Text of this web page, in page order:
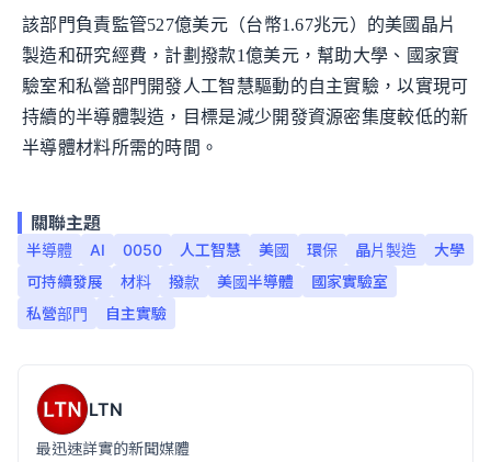
該部門負責監管527億美元（台幣1.67兆元）的美國晶片
製造和研究經費，計劃撥款1億美元，幫助大學、國家實
驗室和私營部門開發人工智慧驅動的自主實驗，以實現可
持續的半導體製造，目標是減少開發資源密集度較低的新
半導體材料所需的時間。
關聯主題
半導體 AI 0050 人工智慧 美國 環保 晶片製造
大學
可持續發展
材料 撥款 美國半導體
國家實驗室
私營部門
自主實驗
LTN
最迅速詳實的新聞媒體